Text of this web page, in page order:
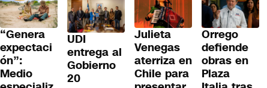
“Genera
expectaci
ón”:
Medio
UDI
entrega al
Gobierno
20
Julieta
Venegas
aterriza en
Chile para
Orrego
defiende
obras en
Plaza